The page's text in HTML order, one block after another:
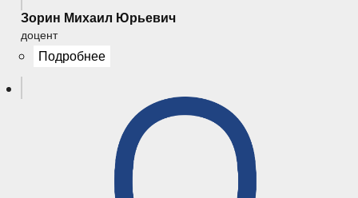
Зорин Михаил Юрьевич
доцент
Подробнее